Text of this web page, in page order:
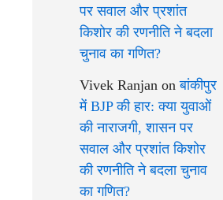
पर सवाल और प्रशांत
किशोर की रणनीति ने बदला
चुनाव का गणित?
Vivek Ranjan onबांकीपुर
में BJP की हार: क्या युवाओं
की नाराजगी, शासन पर
सवाल और प्रशांत किशोर
की रणनीति ने बदला चुनाव
का गणित?